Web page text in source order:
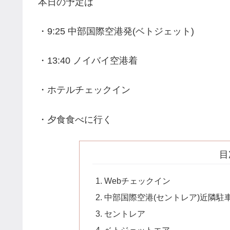
・9:25 中部国際空港発(ベトジェット)
・13:40 ノイバイ空港着
・ホテルチェックイン
・夕食食べに行く
Webチェックイン
中部国際空港(セントレア)近隣駐
セントレア